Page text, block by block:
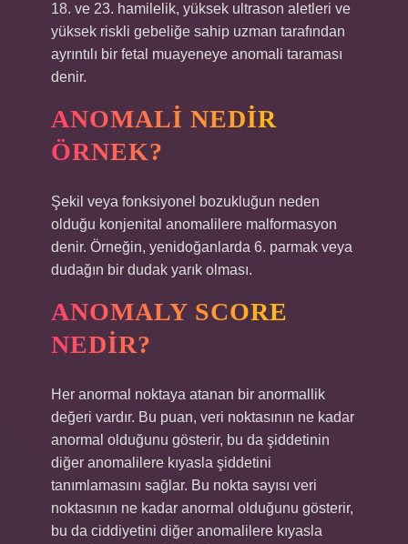
18. ve 23. hamilelik, yüksek ultrason aletleri ve
yüksek riskli gebeliğe sahip uzman tarafından
ayrıntılı bir fetal muayeneye anomali taraması
denir.
ANOMALI NEDIR
ÖRNEK?
Şekil veya fonksiyonel bozukluğun neden
olduğu konjenital anomalilere malformasyon
denir. Örneğin, yenidoğanlarda 6. parmak veya
dudağın bir dudak yarık olması.
ANOMALY SCORE
NEDIR?
Her anormal noktaya atanan bir anormallik
değeri vardır. Bu puan, veri noktasının ne kadar
anormal olduğunu gösterir, bu da şiddetinin
diğer anomalilere kıyasla şiddetini
tanımlamasını sağlar. Bu nokta sayısı veri
noktasının ne kadar anormal olduğunu gösterir,
bu da ciddiyetini diğer anomalilere kıyasla